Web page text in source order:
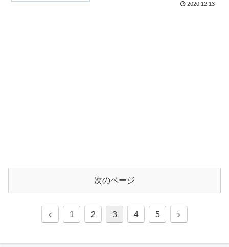
2020.12.13
次のページ
1 2 3 4 5